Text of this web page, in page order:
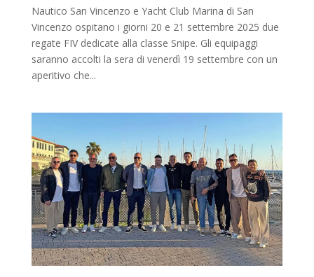
Nautico San Vincenzo e Yacht Club Marina di San
Vincenzo ospitano i giorni 20 e 21 settembre 2025 due
regate FIV dedicate alla classe Snipe. Gli equipaggi
saranno accolti la sera di venerdì 19 settembre con un
aperitivo che...